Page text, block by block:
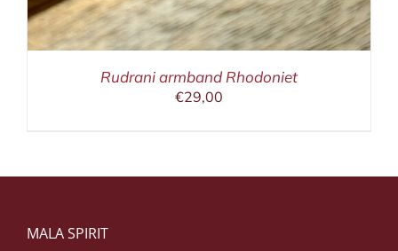
Rudrani armband Rhodoniet
€29,00
MALA SPIRIT